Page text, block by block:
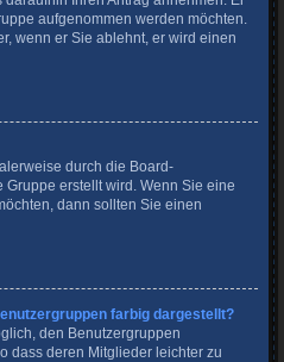
aufgenommen werden möchten.
wenn er Sie ablehnt, er wird einen
durch die Board-
erstellt wird. Wenn Sie eine
dann sollten Sie einen
farbig dargestellt?
den Benutzergruppen
dass deren Mitglieder leichter zu